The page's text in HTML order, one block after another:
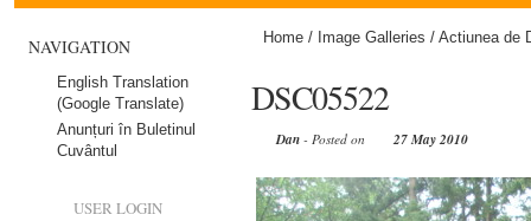
NAVIGATION
English Translation
(Google Translate)
Anunțuri în Buletinul
Cuvântul
USER LOGIN
Home / Image Galleries / Actiunea de
DSC05522
Dan - Posted on 27 May 2010